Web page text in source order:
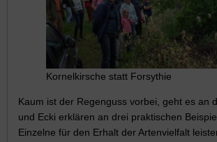
Kornelkirsche statt Forsythie
Kaum ist der Regenguss vorbei, geht es an
und Ecki erklären an drei praktischen
Einzelne für den Erhalt der Artenvielfalt